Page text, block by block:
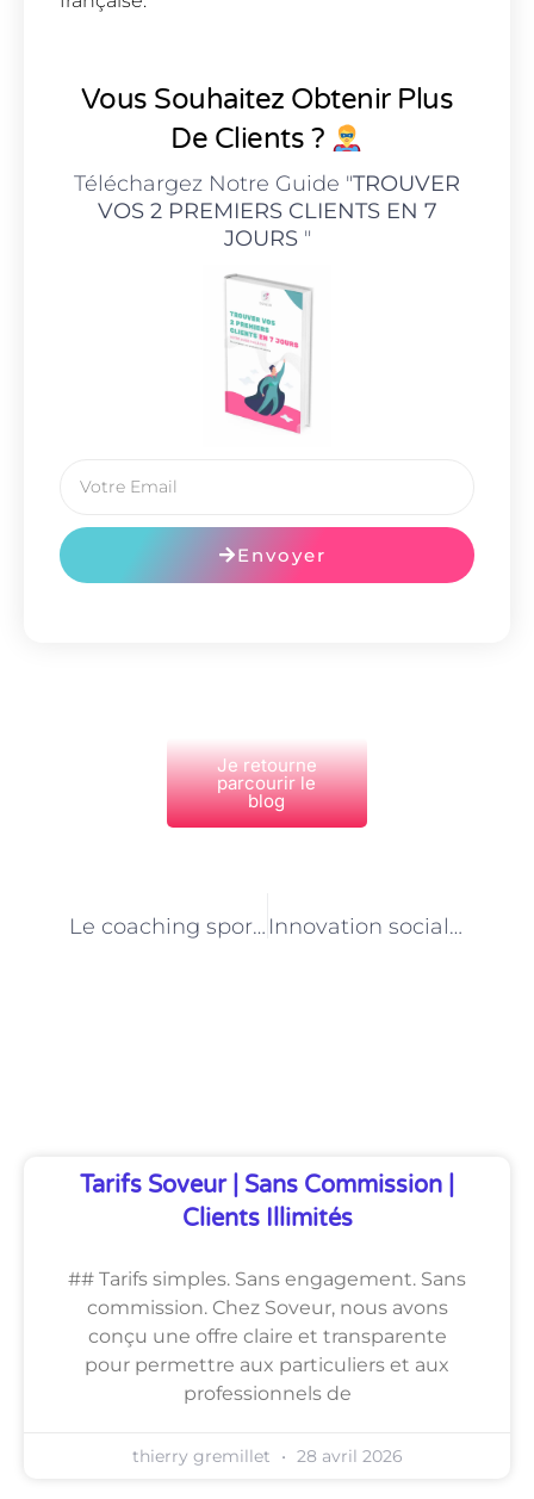
Vous Souhaitez Obtenir Plus
De Clients ?
Téléchargez Notre Guide "TROUVER
VOS 2 PREMIERS CLIENTS EN 7
JOURS"
Envoyer
Je retourne
parcourir le
blog
Le coaching sportif à domicile à Paris : Une solution pour les personnes à mobilité réduite Innovation sociale à Paris : le rôle du conseiller en économie sociale dans les projets solidaires
Tarifs Soveur | Sans Commission |
Clients Illimités
## Tarifs simples. Sans engagement. Sans
commission. Chez Soveur, nous avons
conçu une offre claire et transparente
pour permettre aux particuliers et aux
professionnels de
thierry gremillet 28 avril 2026